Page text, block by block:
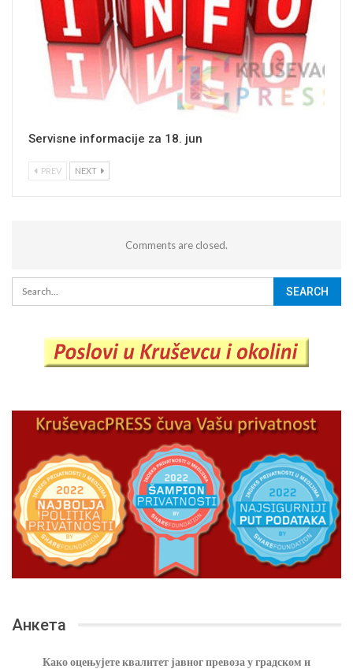
Servisne informacije za 18. jun
PREV NEXT
Comments are closed.
Анкета
Како оцењујете квалитет јавног превоза у градском и